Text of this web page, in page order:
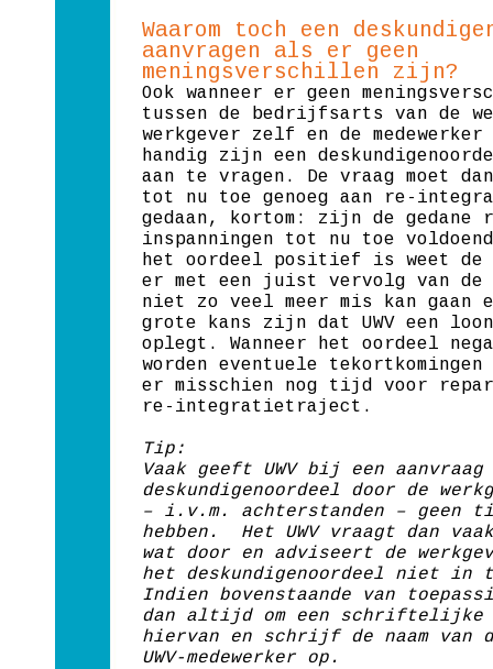
Waarom toch een
aanvragen als er geen
meningsverschillen zijn?
Ook wanneer er geen
tussen de bedrijfsarts van de
werkgever zelf en de
handig zijn een
aan te vragen. De vraag moet
tot nu toe genoeg aan re-
gedaan, kortom: zijn de
inspanningen tot nu toe
het oordeel positief is weet de
er met een juist vervolg van
niet zo veel meer mis kan gaan
grote kans zijn dat UWV een
oplegt. Wanneer het oordeel
worden eventuele
er misschien nog tijd voor
re-integratietraject.
Tip:
Vaak geeft UWV bij een aanvraag
deskundigenoordeel door de
– i.v.m. achterstanden – geen
hebben. Het UWV vraagt dan
wat door en adviseert de
het deskundigenoordeel niet in
Indien bovenstaande van
dan altijd om een schriftelijke
hiervan en schrijf de naam van
UWV-medewerker op.